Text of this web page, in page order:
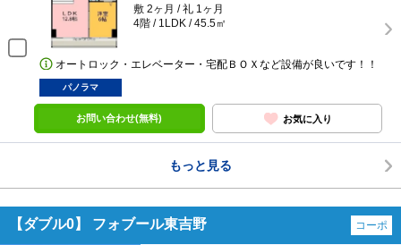
敷 2ヶ月 / 礼 1ヶ月
4階 / 1LDK / 45.5㎡
オートロック・エレベーター・宅配ＢＯＸなど設備が良いです！！
パノラマ
お問い合わせ(無料) お気に入り
もっと見る
【ダブル0】 フォブール東吉野 コーポ